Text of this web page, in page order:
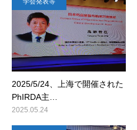
2025/5/24、上海で開催された
PhIRDA主…
2025.05.24